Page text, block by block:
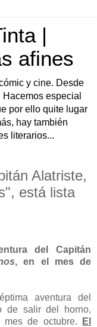
|
afines
y cine. Desde
especial
por ello quite lugar
hay también
literarios...
Alatriste,
está lista
del Capitán
, en el mes de
aventura del
de salir del horno,
de octubre.
El